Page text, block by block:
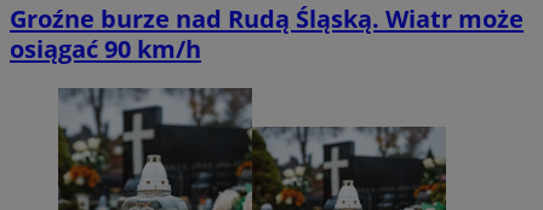
Groźne burze nad Rudą Śląską. Wiatr może
osiągać 90 km/h